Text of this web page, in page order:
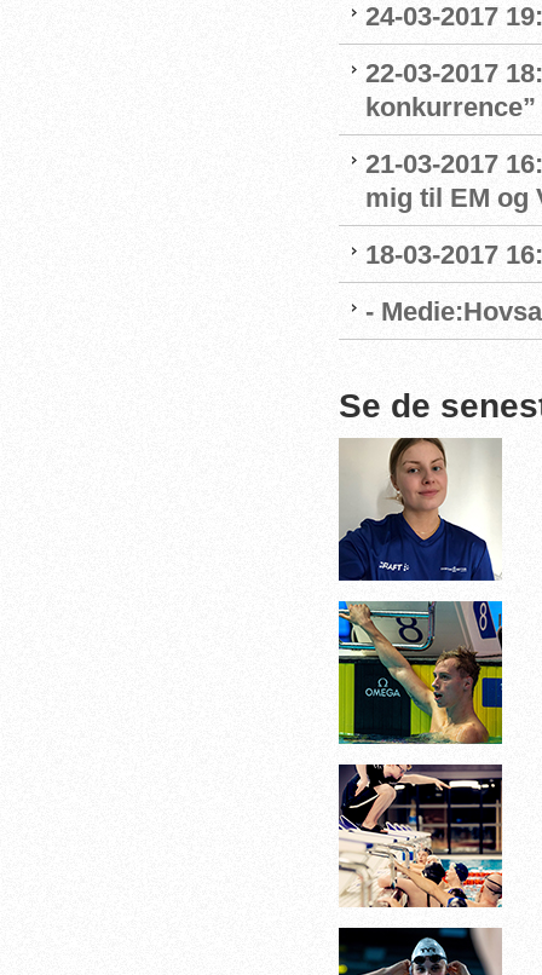
24-03-2017
22-03-2017
konkurrence”
21-03-2017
mig til EM og
18-03-2017
-
Se de